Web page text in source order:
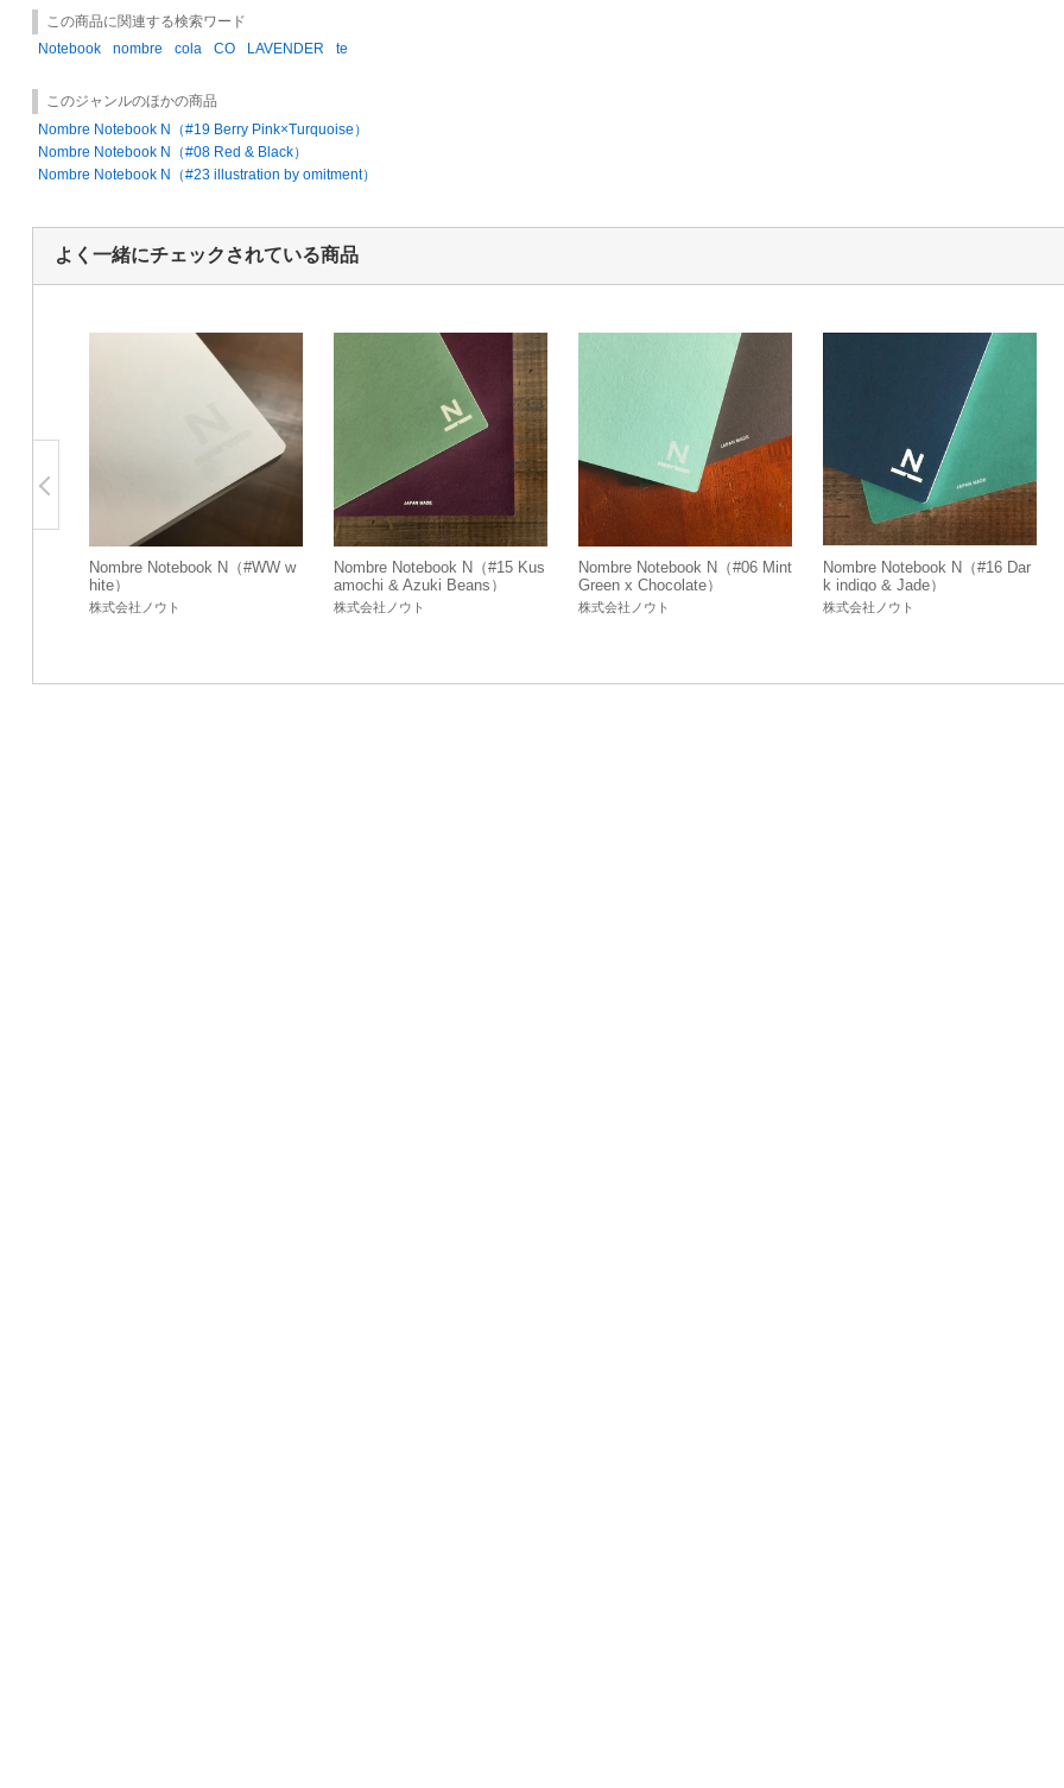
この商品に関連する検索ワード
Notebook
nombre cola CO LAVENDER te
このジャンルのほかの商品
Nombre Notebook N（#19 Berry Pink×Turquoise）
Nombre Notebook N（#08 Red & Black）
Nombre Notebook N（#23 illustration by omitment）
よく一緒にチェックされている商品
Nombre Notebook N（#WW w
hite）
株式会社ノウト
Nombre Notebook N（#15 Kus
amochi & Azuki Beans）
株式会社ノウト
Nombre Notebook N（#06 Mint
Green x Chocolate）
株式会社ノウト
Nombre Notebook N（#16 Dar
k indigo & Jade）
株式会社ノウト